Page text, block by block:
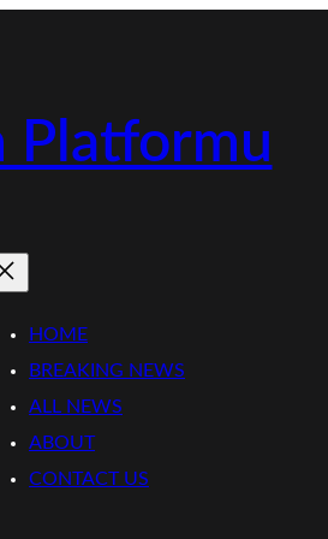
Platformu
HOME
BREAKING NEWS
ALL NEWS
ABOUT
CONTACT US